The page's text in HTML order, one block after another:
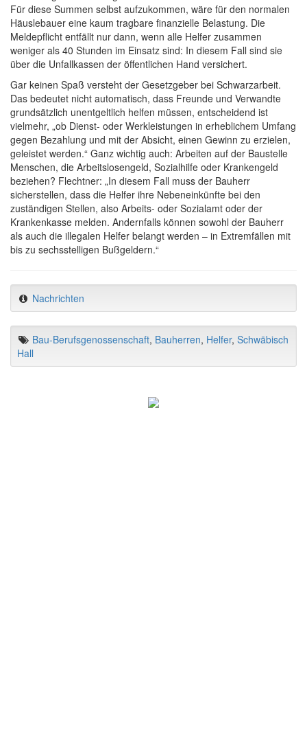
Für diese Summen selbst aufzukommen, wäre für den normalen
Häuslebauer eine kaum tragbare finanzielle Belastung. Die
Meldepflicht entfällt nur dann, wenn alle Helfer zusammen
weniger als 40 Stunden im Einsatz sind: In diesem Fall sind sie
über die Unfallkassen der öffentlichen Hand versichert.
Gar keinen Spaß versteht der Gesetzgeber bei Schwarzarbeit.
Das bedeutet nicht automatisch, dass Freunde und Verwandte
grundsätzlich unentgeltlich helfen müssen, entscheidend ist
vielmehr, „ob Dienst- oder Werkleistungen in erheblichem Umfang
gegen Bezahlung und mit der Absicht, einen Gewinn zu erzielen,
geleistet werden.“ Ganz wichtig auch: Arbeiten auf der Baustelle
Menschen, die Arbeitslosengeld, Sozialhilfe oder Krankengeld
beziehen? Flechtner: „In diesem Fall muss der Bauherr
sicherstellen, dass die Helfer ihre Nebeneinkünfte bei den
zuständigen Stellen, also Arbeits- oder Sozialamt oder der
Krankenkasse melden. Andernfalls können sowohl der Bauherr
als auch die illegalen Helfer belangt werden – in Extremfällen mit
bis zu sechsstelligen Bußgeldern.“
Nachrichten
Bau-Berufsgenossenschaft, Bauherren, Helfer, Schwäbisch
Hall